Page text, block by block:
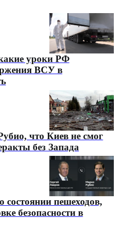
уроки РФ
ВСУ в
что Киев не смог
без Запада
состоянии пешеходов,
безопасности в